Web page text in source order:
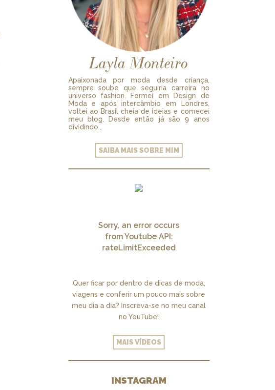
Layla Monteiro
Apaixonada por moda desde criança,
sempre soube que seguiria carreira no
universo fashion. Formei em Design de
Moda e após intercâmbio em Londres,
voltei ao Brasil cheia de ideias e comecei
meu blog. Desde então já são 9 anos
dividindo...
SAIBA MAIS SOBRE MIM
Sorry, an error occurs
from Youtube API:
rateLimitExceeded
Quer ficar por dentro de dicas de moda,
viagens e conferir um pouco mais sobre
meu dia a dia? Inscreva-se no meu canal
no YouTube!
MAIS VÍDEOS
INSTAGRAM